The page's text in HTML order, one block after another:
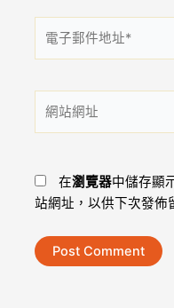
子
件
地
址
站
在瀏覽器中儲存顯
站網址，以供下次發佈